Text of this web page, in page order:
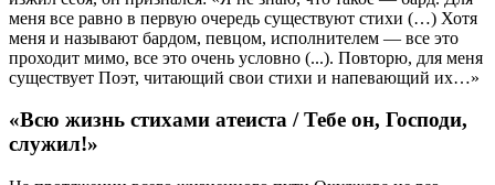
меня все равно в первую очередь существуют стихи (…) Хотя
меня и называют бардом, певцом, исполнителем — все это
проходит мимо, все это очень условно (...). Повторю, для меня
существует Поэт, читающий свои стихи и напевающий их…»
«Всю жизнь стихами атеиста / Тебе он, Господи,
служил!»